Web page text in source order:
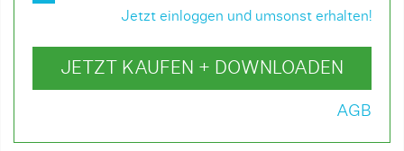
Jetzt einloggen und umsonst erhalten!
JETZT KAUFEN + DOWNLOADEN
AGB